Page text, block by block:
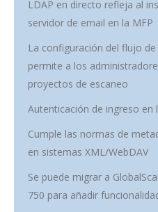
LDAP en directo refleja al
servidor de email en la MFP
La configuración del flujo
permite a los
proyectos de escaneo
Autenticación de ingreso en
Cumple las normas de
en sistemas XML/WebDAV
Se puede migrar a
750 para añadir